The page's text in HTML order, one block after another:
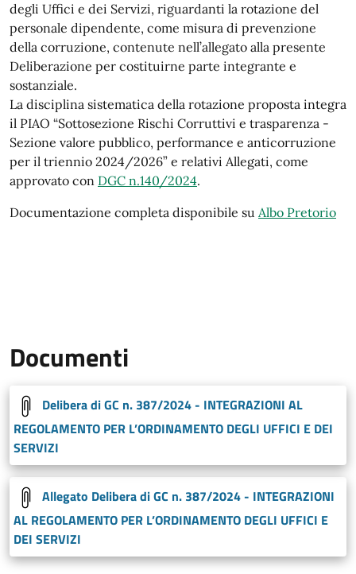
degli Uffici e dei Servizi, riguardanti la rotazione del
personale dipendente, come misura di prevenzione
della corruzione, contenute nell’allegato alla presente
Deliberazione per costituirne parte integrante e
sostanziale.
La disciplina sistematica della rotazione proposta integra
il PIAO “Sottosezione Rischi Corruttivi e trasparenza -
Sezione valore pubblico, performance e anticorruzione
per il triennio 2024/2026” e relativi Allegati, come
approvato con DGC n.140/2024.
Documentazione completa disponibile su Albo Pretorio
Documenti
Delibera di GC n. 387/2024 - INTEGRAZIONI AL
REGOLAMENTO PER L’ORDINAMENTO DEGLI UFFICI E DEI
SERVIZI
Allegato Delibera di GC n. 387/2024 - INTEGRAZIONI
AL REGOLAMENTO PER L’ORDINAMENTO DEGLI UFFICI E
DEI SERVIZI